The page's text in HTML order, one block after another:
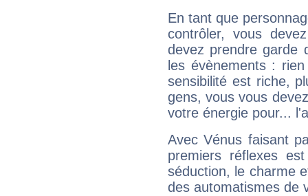
En tant que
contrôler, vous
devez prendre garde
les évènements :
sensibilité est riche,
gens, vous vous
votre énergie pour...
Avec Vénus faisant
premiers réflexes
séduction, le charme
des automatismes de